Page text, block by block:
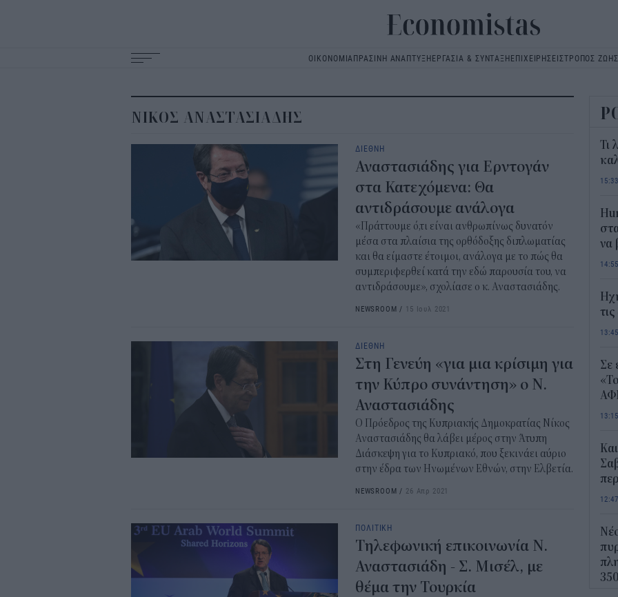
ΟΙΚΟΝΟΜΙΑΠΡΑΣΙΝΗ ΑΝΑΠΤΥΞΗΕΡΓΑΣΙΑ & ΣΥΝΤΑΞΗΕΠΙΧΕΙΡΗΣΕΙΣΤΡΟΠΟΣ ΖΩΗΣ
navigation
ΝΙΚΟΣ ΑΝΑΣΤΑΣΙΑΔΗΣ
ΔΙΕΘΝΗ
Αναστασιάδης για Ερντογάν
στα Κατεχόμενα: Θα
αντιδράσουμε ανάλογα
«Πράττουμε ό,τι είναι ανθρωπίνως δυνατόν
μέσα στα πλαίσια της ορθόδοξης διπλωματίας
και θα είμαστε έτοιμοι, ανάλογα με το πώς θα
συμπεριφερθεί κατά την εδώ παρουσία του, να
αντιδράσουμε», σχολίασε ο κ. Αναστασιάδης.
NEWSROOM / 15 Ιουλ 2021
ΔΙΕΘΝΗ
Στη Γενεύη «για μια κρίσιμη για
την Κύπρο συνάντηση» ο Ν.
Αναστασιάδης
O Πρόεδρος της Κυπριακής Δημοκρατίας Νίκος
Αναστασιάδης θα λάβει μέρος στην Άτυπη
Διάσκεψη για το Κυπριακό, που ξεκινάει αύριο
στην έδρα των Ηνωμένων Εθνών, στην Ελβετία.
NEWSROOM / 26 Απρ 2021
ΠΟΛΙΤΙΚΗ
Τηλεφωνική επικοινωνία Ν.
Αναστασιάδη - Σ. Μισέλ, με
θέμα την Τουρκία
Τι
15:33
να
14:55
13:45
Σε
13:15
12:47